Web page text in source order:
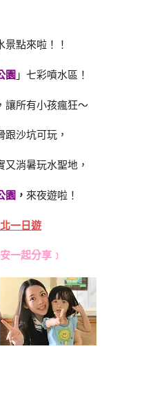
景點來啦！！
園 」七彩噴水區！
讓所有小孩瘋狂～
跟沙坑可玩，
消暑玩水聖地，
園 ， 來夜遊啦！
一日遊
一起分享﹞